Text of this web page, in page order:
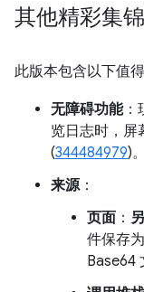
其他精彩集锦
此版本包含以下值
无障碍功能：
览日志时，屏
(344484979)。
来源：
页面 ：
件保存
Base64